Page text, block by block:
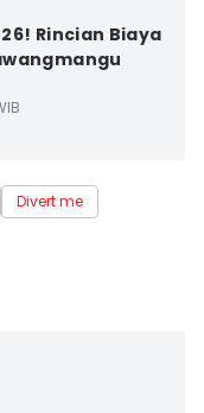
Rincian Biaya
Divert me